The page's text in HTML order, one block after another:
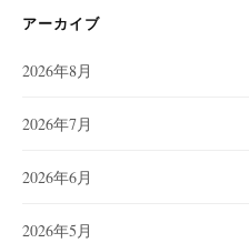
アーカイブ
2026年8月
2026年7月
2026年6月
2026年5月